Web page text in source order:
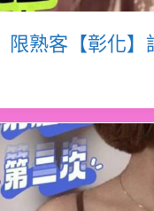
限熟客【彰化】